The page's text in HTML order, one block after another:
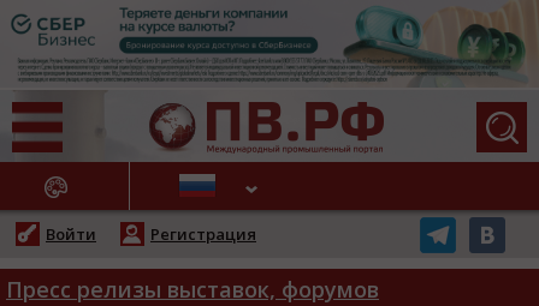
НОВОСТИ
Войти Регистрация
Пресс релизы выставок, форумов